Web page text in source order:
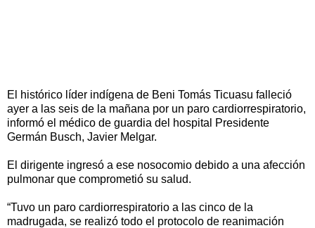
El histórico líder indígena de Beni Tomás Ticuasu falleció
ayer a las seis de la mañana por un paro cardiorrespiratorio,
informó el médico de guardia del hospital Presidente
Germán Busch, Javier Melgar.
El dirigente ingresó a ese nosocomio debido a una afección
pulmonar que comprometió su salud.
“Tuvo un paro cardiorrespiratorio a las cinco de la
madrugada, se realizó todo el protocolo de reanimación